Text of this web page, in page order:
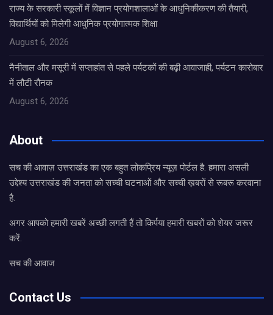
राज्य के सरकारी स्कूलों में विज्ञान प्रयोगशालाओं के आधुनिकीकरण की तैयारी,
विद्यार्थियों को मिलेगी आधुनिक प्रयोगात्मक शिक्षा
August 6, 2026
नैनीताल और मसूरी में सप्ताहांत से पहले पर्यटकों की बढ़ी आवाजाही, पर्यटन कारोबार
में लौटी रौनक
August 6, 2026
About
सच की आवाज़ उत्तराखंड का एक बहुत लोकप्रिय न्यूज़ पोर्टल है. हमारा असली
उद्देश्य उत्तराखंड की जनता को सच्ची घटनाओं और सच्ची ख़बरों से रूबरू करवाना
है.
अगर आपको हमारी खबरें अच्छी लगती हैं तो किर्पया हमारी खबरों को शेयर जरूर
करें.
सच की आवाज
Contact Us